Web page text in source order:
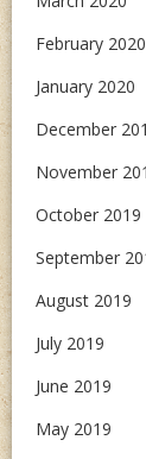
February 2020
January 2020
December
November
October 2019
September
August 2019
July 2019
June 2019
May 2019